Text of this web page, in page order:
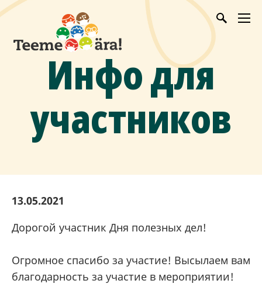
Инфо для
участников
13.05.2021
Дорогой участник Дня полезных дел!
Огромное спасибо за участие! Высылаем вам
благодарность за участие в мероприятии!